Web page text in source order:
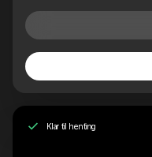
Klar til henting